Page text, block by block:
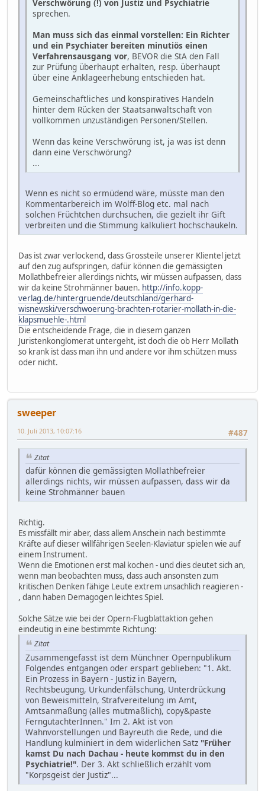
Verschwörung (!) von Justiz und Psychiatrie
sprechen.
Man muss sich das einmal vorstellen: Ein Richter
und ein Psychiater bereiten minutiös einen
Verfahrensausgang vor, BEVOR die StA den Fall
zur Prüfung überhaupt erhalten, resp. überhaupt
über eine Anklageerhebung entschieden hat.
Gemeinschaftliches und konspiratives Handeln
hinter dem Rücken der Staatsanwaltschaft von
vollkommen unzuständigen Personen/Stellen.
Wenn das keine Verschwörung ist, ja was ist denn
dann eine Verschwörung?
...
Wenn es nicht so ermüdend wäre, müsste man den
Kommentarbereich im Wolff-Blog etc. mal nach
solchen Früchtchen durchsuchen, die gezielt ihr Gift
verbreiten und die Stimmung kalkuliert hochschaukeln.
Das ist zwar verlockend, dass Grossteile unserer Klientel jetzt
auf den zug aufspringen, dafür können die gemässigten
Mollathbefreier allerdings nichts, wir müssen aufpassen, dass
wir da keine Strohmänner bauen. http://info.kopp-
verlag.de/hintergruende/deutschland/gerhard-
wisnewski/verschwoerung-brachten-rotarier-mollath-in-die-
klapsmuehle-.html
Die entscheidende Frage, die in diesem ganzen
Juristenkonglomerat untergeht, ist doch die ob Herr Mollath
so krank ist dass man ihn und andere vor ihm schützen muss
oder nicht.
sweeper
#487
10. Juli 2013, 10:07:16
Zitat
dafür können die gemässigten Mollathbefreier
allerdings nichts, wir müssen aufpassen, dass wir da
keine Strohmänner bauen
Richtig.
Es missfällt mir aber, dass allem Anschein nach bestimmte
Kräfte auf dieser willfährigen Seelen-Klaviatur spielen wie auf
einem Instrument.
Wenn die Emotionen erst mal kochen - und dies deutet sich an,
wenn man beobachten muss, dass auch ansonsten zum
kritischen Denken fähige Leute extrem unsachlich reagieren -
, dann haben Demagogen leichtes Spiel.
Solche Sätze wie bei der Opern-Flugblattaktion gehen
eindeutig in eine bestimmte Richtung:
Zitat
Zusammengefasst ist dem Münchner Opernpublikum
Folgendes entgangen oder erspart geblieben: "1. Akt.
Ein Prozess in Bayern - Justiz in Bayern,
Rechtsbeugung, Urkundenfälschung, Unterdrückung
von Beweismitteln, Strafvereitelung im Amt,
Amtsanmaßung (alles mutmaßlich), copy&paste
FerngutachterInnen." Im 2. Akt ist von
Wahnvorstellungen und Bayreuth die Rede, und die
Handlung kulminiert in dem widerlichen Satz "Früher
kamst Du nach Dachau - heute kommst du in den
Psychiatrie!". Der 3. Akt schließlich erzählt vom
"Korpsgeist der Justiz"...